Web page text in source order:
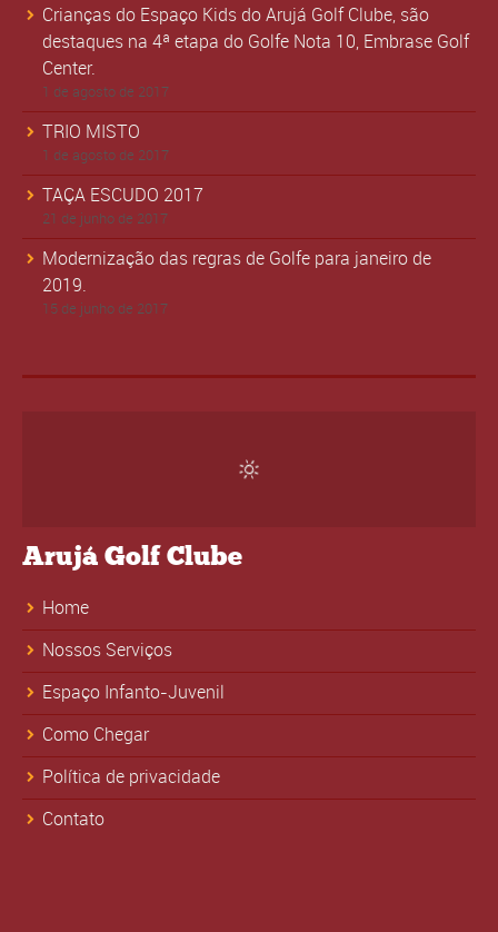
Crianças do Espaço Kids do Arujá Golf Clube, são
destaques na 4ª etapa do Golfe Nota 10, Embrase Golf
Center.
1 de agosto de 2017
TRIO MISTO
1 de agosto de 2017
TAÇA ESCUDO 2017
21 de junho de 2017
Modernização das regras de Golfe para janeiro de
2019.
15 de junho de 2017
Arujá Golf Clube
Home
Nossos Serviços
Espaço Infanto-Juvenil
Como Chegar
Política de privacidade
Contato